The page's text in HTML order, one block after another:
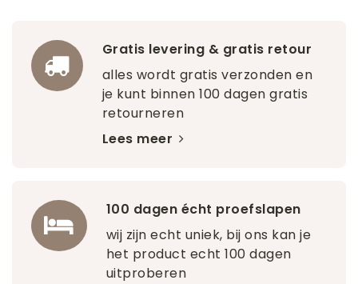
Gratis levering & gratis retour
alles wordt gratis verzonden en
je kunt binnen 100 dagen gratis
retourneren
Lees meer
100 dagen écht proefslapen
wij zijn echt uniek, bij ons kan je
het product echt 100 dagen
uitproberen